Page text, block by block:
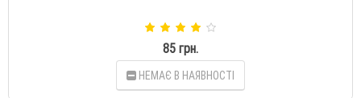
85 грн.
НЕМАЄ В НАЯВНОСТІ